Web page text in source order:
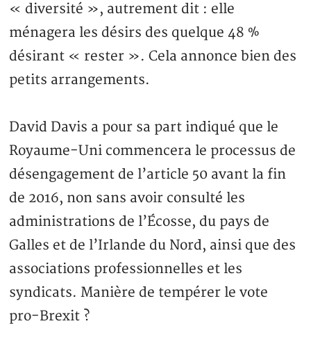
« diversité », autrement dit : elle
ménagera les désirs des quelque 48 %
désirant « rester ». Cela annonce bien des
petits arrangements.
David Davis a pour sa part indiqué que le
Royaume-Uni commencera le processus de
désengagement de l’article 50 avant la fin
de 2016, non sans avoir consulté les
administrations de l’Écosse, du pays de
Galles et de l’Irlande du Nord, ainsi que des
associations professionnelles et les
syndicats. Manière de tempérer le vote
pro-Brexit ?